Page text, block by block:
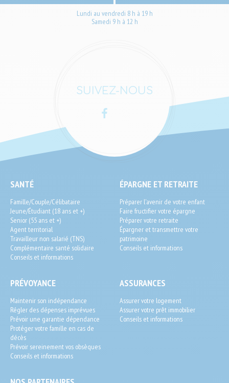
Lundi au vendredi 8 h à 19 h
Samedi 9 h à 12 h
SUIVEZ-NOUS
Facebook
SEO
End-
User
SANTÉ
Famille/Couple/Célibataire
Jeune/Étudiant (18 ans et +)
Senior (55 ans et +)
Agent territorial
Travailleur non salarié (TNS)
Complémentaire santé solidaire
Conseils et informations
ÉPARGNE ET RETRAITE
Préparer l'avenir de votre enfant
Faire fructifier votre épargne
Préparer votre retraite
Épargner et transmettre votre
patrimoine
Conseils et informations
PRÉVOYANCE
Maintenir son indépendance
Régler des dépenses imprévues
Prévoir une garantie dépendance
Protéger votre famille en cas de
décès
Prévoir sereinement vos obsèques
Conseils et informations
ASSURANCES
Assurer votre logement
Assurer votre prêt immobilier
Conseils et informations